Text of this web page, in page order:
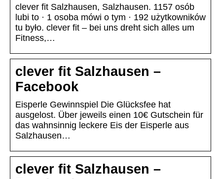
clever fit Salzhausen, Salzhausen. 1157 osób
lubi to · 1 osoba mówi o tym · 192 użytkowników
tu było. clever fit – bei uns dreht sich alles um
Fitness,…
clever fit Salzhausen –
Facebook
Eisperle Gewinnspiel Die Glücksfee hat
ausgelost. Über jeweils einen 10€ Gutschein für
das wahnsinnig leckere Eis der Eisperle aus
Salzhausen…
clever fit Salzhausen –